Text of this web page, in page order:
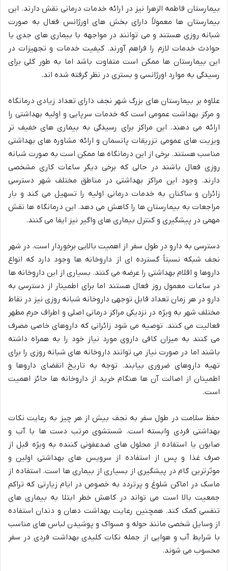
بیمارستان فاطمه الزهرا نیز در ارائه خدمات درمانی نقش دارند. این
بیمارستان ها معمولاً دارای بخش های اورژانس فعال به صورت
شبانه روزی هستند و می توانند در مواجهه با بیماری های جدی یا
حوادث خدمات لازم را فراهم آورند. کیفیت خدمات و تجهیزات در
این بیمارستان ها ممکن است متفاوت باشد اما به طور کلی برای
رسیدگی به موارد اورژانسی و بستری در نظر گرفته شده اند.
علاوه بر بیمارستان های بزرگ شهر نجف دارای تعداد زیادی درمانگاه
و مرکز بهداشت عمومی است که خدمات سرپایی و اولیه بهداشتی را
ارائه می دهند. این مراکز برای رسیدگی به بیماری های خفیف تر
ویزیت های عمومی تزریقات پانسمان و ارائه مشاوره های بهداشتی
مناسب هستند. برخی از این درمانگاه ها ممکن است به صورت شبانه
روزی فعال باشند در حالی که برخی دیگر ساعات کاری مشخصی
دارند. وجود این مراکز بهداشتی در مناطق مختلف شهر دسترسی
زائران و ساکنان به خدمات درمانی اولیه را تسهیل می کند و بار
مراجعات به بیمارستان ها را کاهش می دهد. این درمانگاه ها نقش
مهمی در پیشگیری و کنترل بیماری های واگیر نیز ایفا می کنند.
دسترسی به دارو در طول سفر از اهمیت بالایی برخوردار است. در شهر
نجف شبکه نسبتاً گسترده ای از داروخانه ها وجود دارد که انواع
داروها و اقلام بهداشتی را عرضه می کنند. بسیاری از این داروخانه ها
در ساعات معمول روز فعال هستند اما برای اطمینار از دسترسی به
دارو در هر زمان تعداد قابل توجهی داروخانه شبانه روزی نیز در نقاط
مختلف شهر به ویژه در نزدیکی مراکز درمانی اصلی و اطراف حرم مطهر
فعالیت می کنند. توصیه می شود زائرانی که داروهای خاصی مصرف
می کنند به میزان کافی داروی مورد نیاز خود را به همراه داشته
باشند اما در صورت نیاز می توانند داروخانه های شبانه روزی را برای
تهیه داروهای ضروری بیابند. توجه به تاریخ انقضای داروها و
اطمینان از اصالت آن ها هنگام خرید از داروخانه ها حائز اهمیت
است.
حفظ سلامت در طول سفر به نجف بیش از هر چیز به رعایت نکات
بهداشتی فردی وابسته است. شستشوی مرتب دست ها با آب و
صابون یا استفاده از محلول های ضدعفونی کننده به ویژه قبل از
صرف غذا و پس از استفاده از سرویس های بهداشتی اولین و
موثرترین گام در پیشگیری از بسیاری از بیماری ها است. استفاده از
ماسک در اماکن شلوغ و پرتردد به خصوص در ایام زیارتی که تراکم
جمعیت بالا است می تواند در کاهش خطر ابتلا به بیماری های
تنفسی کمک کند. همچنین رعایت بهداشت دهان و دندان استفاده
از وسایل شخصی مانند حوله و مسواک و پوشیدن لباس های مناسب
با شرایط آب و هوایی از جمله نکات کلیدی بهداشت فردی در سفر
محسوب می شوند.